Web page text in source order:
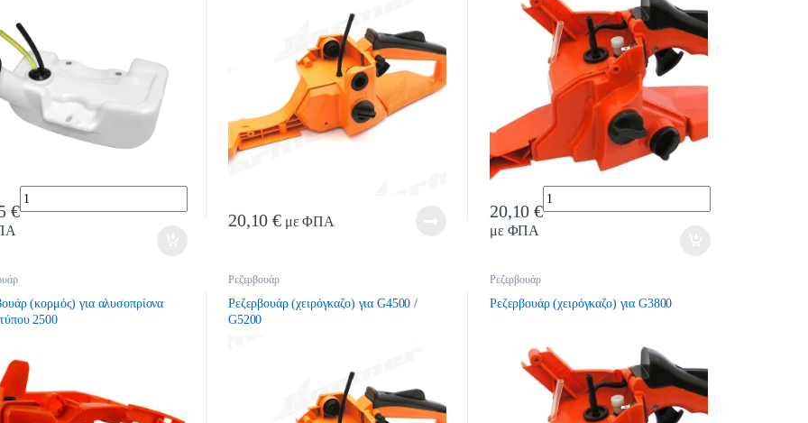
€
Quantity
20,10€ με ΦΠΑ
20,10€
με ΦΠΑ
Quantity
(κορμός) για αλυσοπρίονα
2500
Ρεζερβουάρ
Ρεζερβουάρ (χειρόγκαζο) για G4500 /
G5200
Ρεζερβουάρ
Ρεζερβουάρ (χειρόγκαζο) για G3800